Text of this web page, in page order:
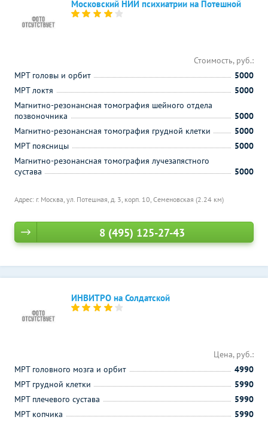
Московский НИИ психиатрии на Потешной
Адрес: г. Москва, ул. Потешная, д. 3, корп. 10, Семеновская (2.24 км)
Стоимость, руб.:
МРТ головы и орбит
5000
МРТ локтя
5000
Магнитно-резонансная томография шейного отдела
позвоночника
5000
Магнитно-резонансная томография грудной клетки
5000
МРТ поясницы
5000
Магнитно-резонансная томография лучезапястного
сустава
5000
8 (495) 125-27-43
ИНВИТРО на Солдатской
Цена, руб.:
МРТ головного мозга и орбит
4990
МРТ грудной клетки
5990
МРТ плечевого сустава
5990
МРТ копчика
5990